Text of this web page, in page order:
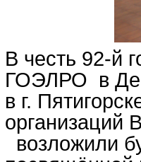
В честь 92-й
ГОЭЛРО в
в г.
организаций
возложили